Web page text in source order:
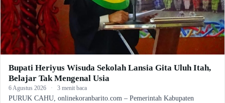
Bupati Heriyus Wisuda Sekolah Lansia Gita Uluh Itah,
Belajar Tak Mengenal Usia
6 Agustus 2026 · 3 menit baca
PURUK CAHU, onlinekoranbarito.com – Pemerintah Kabupaten